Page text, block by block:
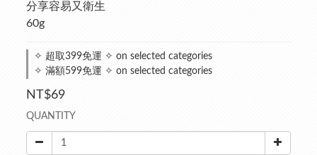
分享容易又衛生
60g
✧ 超取399免運 ✧ on selected categories
✧ 滿額599免運 ✧ on selected categories
NT$69
QUANTITY